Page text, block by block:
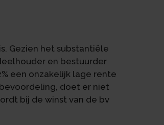
Gezien het substantiële
en bestuurder
een onzakelijk lage rente
doet er niet
bij de winst van de bv